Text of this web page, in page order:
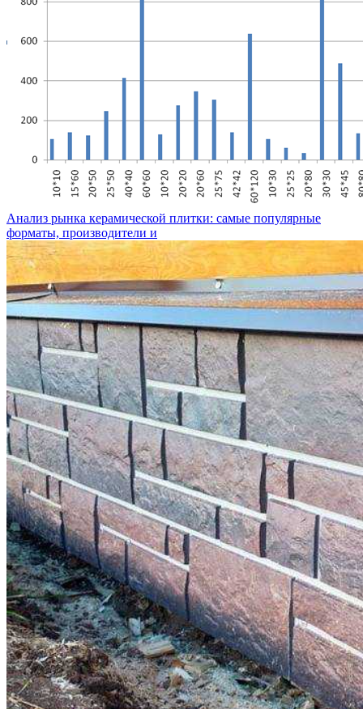
Анализ рынка керамической плитки: самые популярные
форматы, производители и